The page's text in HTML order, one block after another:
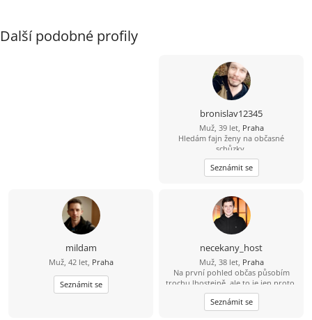
Další podobné profily
bronislav12345
Muž, 39 let, Praha
Hledám fajn ženy na občasné
schůzky.
Seznámit se
mildam
Muž, 42 let, Praha
Seznámit se
necekany_host
Muž, 38 let, Praha
Na první pohled občas působím
trochu lhostejně, ale to je jen proto,
že svět raději tiše vnímám, než abych
měl potřebu ho neustále
komentovat. Pokud se se mnou
Seznámit se